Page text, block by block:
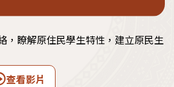
，瞭解原住民學生特性，建立原民生
查看影片